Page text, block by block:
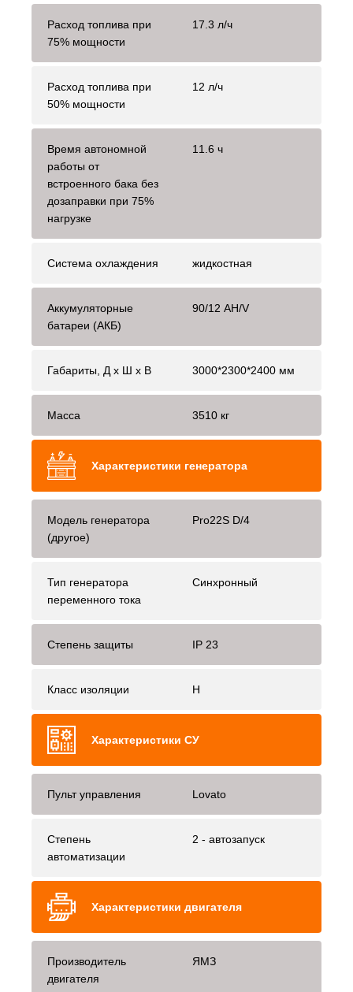
Расход топлива при
75% мощности
17.3 л/ч
Расход топлива при
50% мощности
12 л/ч
Время автономной
работы от
встроенного бака без
дозаправки при 75%
нагрузке
11.6 ч
Система охлаждения жидкостная
Аккумуляторные
батареи (АКБ)
90/12 AH/V
Габариты, Д x Ш x В 3000*2300*2400 мм
Масса 3510 кг
Характеристики генератора
Модель генератора
(другое)
Pro22S D/4
Тип генератора
переменного тока
Синхронный
Степень защиты IP 23
Класс изоляции H
Характеристики СУ
Пульт управления Lovato
Степень
автоматизации
2 - автозапуск
Характеристики двигателя
Производитель
двигателя
ЯМЗ